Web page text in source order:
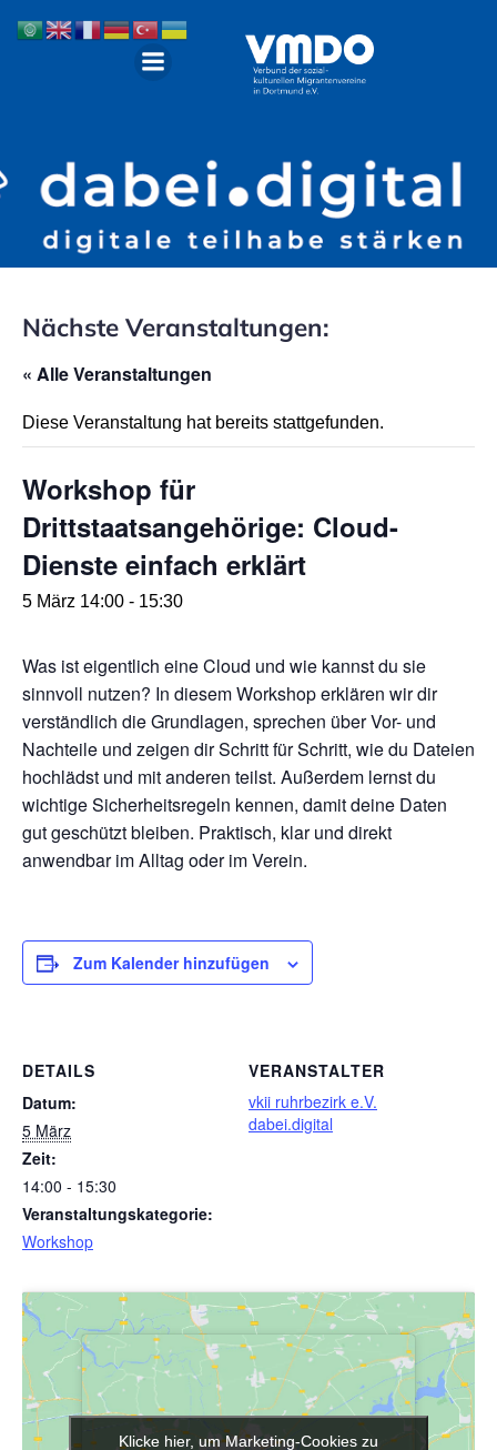
Nächste Veranstaltungen:
« Alle Veranstaltungen
Diese Veranstaltung hat bereits stattgefunden.
Workshop für
Drittstaatsangehörige: Cloud-
Dienste einfach erklärt
5 März 14:00 - 15:30
Was ist eigentlich eine Cloud und wie kannst du sie
sinnvoll nutzen? In diesem Workshop erklären wir dir
verständlich die Grundlagen, sprechen über Vor- und
Nachteile und zeigen dir Schritt für Schritt, wie du Dateien
hochlädst und mit anderen teilst. Außerdem lernst du
wichtige Sicherheitsregeln kennen, damit deine Daten
gut geschützt bleiben. Praktisch, klar und direkt
anwendbar im Alltag oder im Verein.
Zum Kalender hinzufügen
DETAILS
Datum:
5 März
Zeit:
14:00 - 15:30
Veranstaltungskategorie:
Workshop
VERANSTALTER
vkii ruhrbezirk e.V.
dabei.digital
Klicke hier, um Marketing-Cookies zu
Klicke hier, um Marketing-Cookies zu